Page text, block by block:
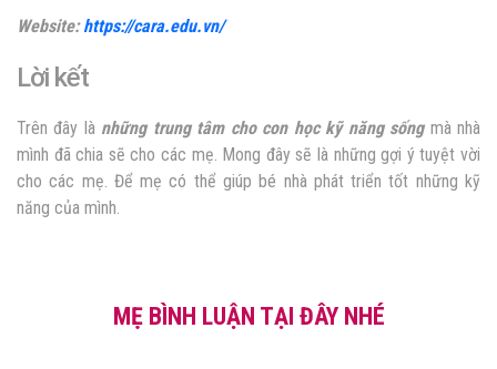
Website:https://cara.edu.vn/
Lời kết
Trên đây là những trung tâm cho con học kỹ năng sốngmà nhà
mình đã chia sẽ cho các mẹ. Mong đây sẽ là những gợi ý tuyệt vời
cho các mẹ. Để mẹ có thể giúp bé nhà phát triển tốt những kỹ
năng của mình.
MẸ BÌNH LUẬN TẠI ĐÂY NHÉ